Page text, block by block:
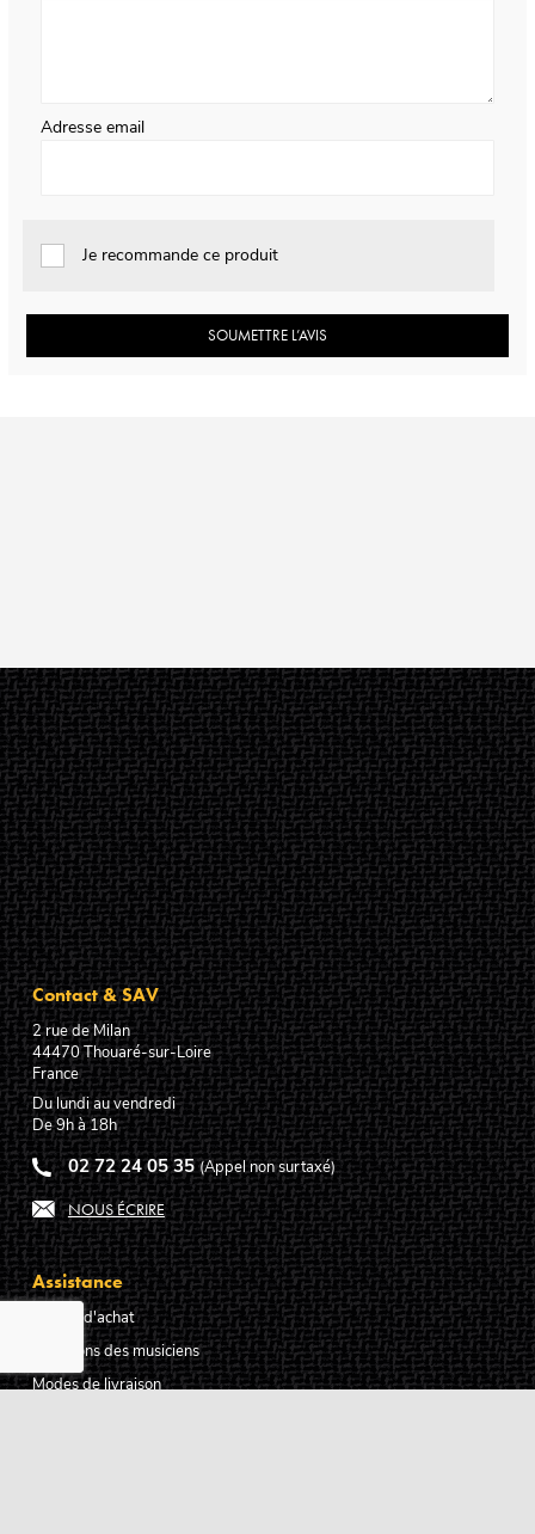
Adresse email
Je recommande ce produit
SOUMETTRE L’AVIS
Contact & SAV
2 rue de Milan
44470Thouaré-sur-Loire
France
Du lundi au vendredi
De 9h à 18h
02 72 24 05 35 (Appel non surtaxé)
NOUS ÉCRIRE
Assistance
Guides d'achat
Questions des musiciens
Modes de livraison